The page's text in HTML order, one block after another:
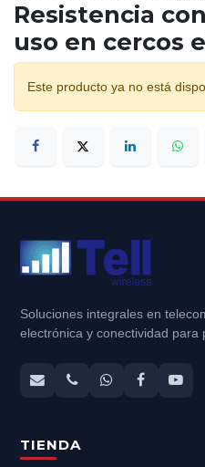
Resistencia
uso en cercos
Este producto ya no está
Soluciones integrales en
electrónica y conectividad para
TIENDA